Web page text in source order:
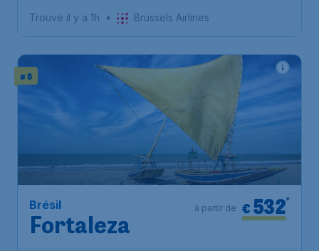
Trouvé il y a 1h • Brussels Airlines
# 8
Brésil
Fortaleza
€ 532*
à partir de